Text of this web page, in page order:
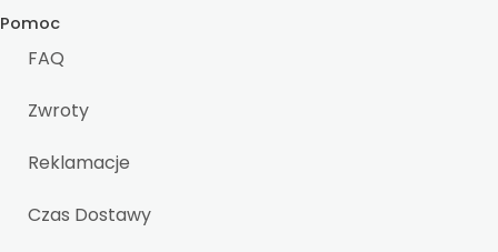
Pomoc
FAQ
Zwroty
Reklamacje
Czas Dostawy